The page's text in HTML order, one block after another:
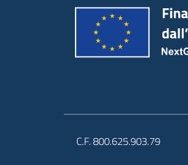
C.F. 800.625.903.79